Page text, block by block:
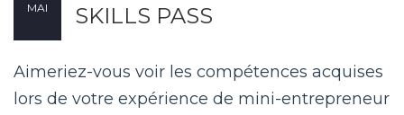
MAI
SKILLS PASS
Aimeriez-vous voir les compétences acquises
lors de votre expérience de mini-entrepreneur